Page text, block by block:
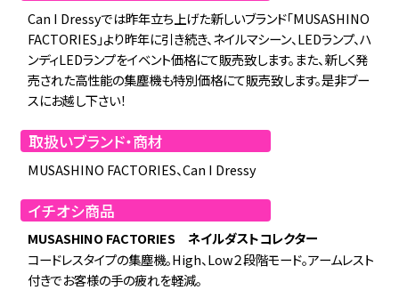
Can I Dressyでは昨年立ち上げた新しいブランド「MUSASHINO
FACTORIES」より昨年に引き続き、ネイルマシーン、LEDランプ、ハ
ンディLEDランプをイベント価格にて販売致します。また、新しく発
売された高性能の集塵機も特別価格にて販売致します。是非ブー
スにお越し下さい！
取扱いブランド・商材
MUSASHINO FACTORIES、Can I Dressy
イチオシ商品
MUSASHINO FACTORIES ネイルダストコレクター
コードレスタイプの集塵機。High、Low２段階モード。アームレスト
付きでお客様の手の疲れを軽減。